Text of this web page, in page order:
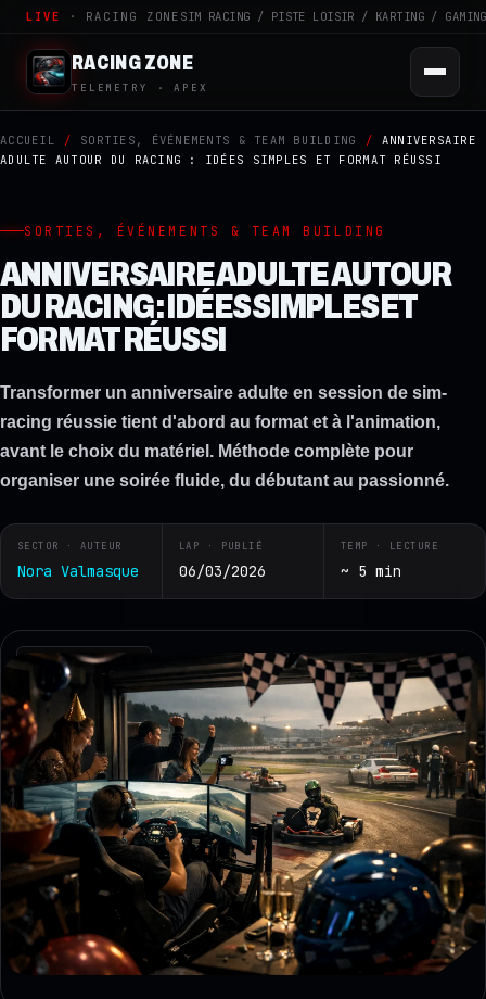
LIVE · RACING ZONE SIM RACING / PISTE LOISIR / KARTING / GAMING
RACING ZONE
TELEMETRY · APEX
ACCUEIL / SORTIES, ÉVÉNEMENTS & TEAM BUILDING /
ANNIVERSAIRE
ADULTE AUTOUR DU RACING : IDÉES SIMPLES ET FORMAT RÉUSSI
SORTIES, ÉVÉNEMENTS & TEAM BUILDING
ANNIVERSAIRE ADULTE AUTOUR
DU RACING : IDÉES SIMPLES ET
FORMAT RÉUSSI
Transformer un anniversaire adulte en session de sim-
racing réussie tient d'abord au format et à l'animation,
avant le choix du matériel. Méthode complète pour
organiser une soirée fluide, du débutant au passionné.
SECTOR · AUTEUR
Nora Valmasque
LAP · PUBLIÉ
06/03/2026
TEMP · LECTURE
~ 5 min
RZ · TELEMETRY